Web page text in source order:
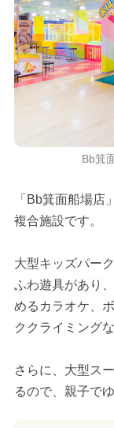
Bb箕
「Bb箕面船場店
複合施設です。
大型キッズパー
ふわ遊具があり
めるカラオケ、
ククライミング
さらに、大型ス
るので、親子で